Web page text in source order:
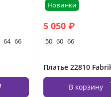
64 66
Новинки
5 050 ₽
50 60 66
Платье 22810
В корзину